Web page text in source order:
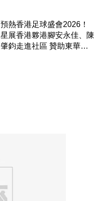
預熱香港足球盛會2026！
星展香港夥港腳安永佳、陳
肇鈞走進社區 贊助東華三